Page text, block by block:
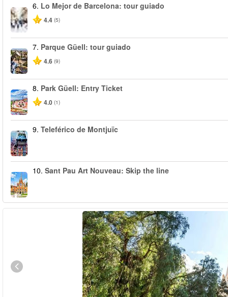
6. Lo Mejor de Barcelona: tour guiado
4.4 (5)
7. Parque Güell: tour guiado
4.6 (9)
8. Park Güell: Entry Ticket
4.0 (1)
9. Teleférico de Montjuïc
10. Sant Pau Art Nouveau: Skip the line